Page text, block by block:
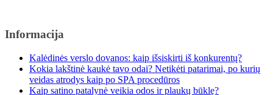
Informacija
Kalėdinės verslo dovanos: kaip išsiskirti iš konkurentų?
Kokia lakštinė kaukė tavo odai? Netikėti patarimai, po kurių
veidas atrodys kaip po SPA procedūros
Kaip satino patalynė veikia odos ir plaukų būklę?